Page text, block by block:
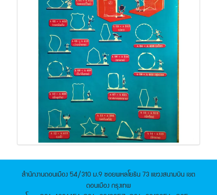
สำนักงานดอนเมือง 54/310 ม.9 ซอยพหลโยธิน 73 แขวงสนามบิน เขต
ดอนเมือง กรุงเทพ